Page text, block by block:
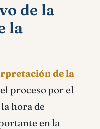
de la
la
de la
proceso por el
hora de
en la